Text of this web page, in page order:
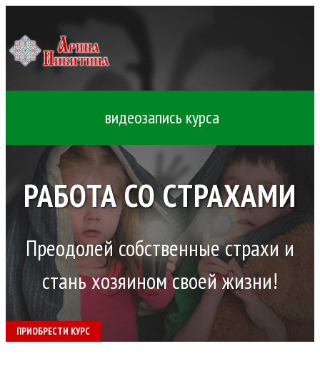
видеозапись курса
РАБОТА СО СТРАХАМИ
Преодолей собственные страхи и
стань хозяином своей жизни!
ПРИОБРЕСТИ КУРС